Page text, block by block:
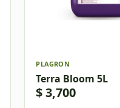
PLAGRON
Terra Bloom 5L
$ 3,700